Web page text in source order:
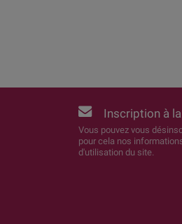
Inscription à
Vous pouvez vous
pour cela nos
d'utilisation du site.